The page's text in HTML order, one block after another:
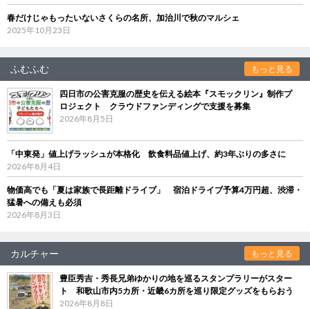
春だけじゃもったいないさくらの名所、加治川で秋のマルシェ
2025年10月23日
ふむふむ もっと見る
四日市の公害克服の歴史を伝える絵本『スモックリン』制作プ
ロジェクト クラウドファンディングで支援を募集
2026年8月5日
「中東発」値上げラッシュが本格化 飲食料品値上げ、約3年ぶりの多さに
2026年8月4日
物価高でも「夏は家族で長距離ドライブ」 宿泊ドライブ予算4万円超、渋滞・
猛暑への備えも必須
2026年8月3日
カルチャー もっと見る
豊臣秀吉・秀長兄弟ゆかりの地を巡るスタンプラリーがスター
ト 和歌山市内5カ所・近畿6カ所を巡り限定グッズをもらおう
2026年8月8日